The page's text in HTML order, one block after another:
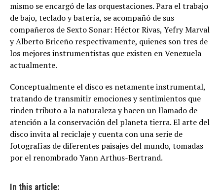
mismo se encargó de las orquestaciones. Para el trabajo
de bajo, teclado y batería, se acompañó de sus
compañeros de Sexto Sonar: Héctor Rivas, Yefry Marval
y Alberto Briceño respectivamente, quienes son tres de
los mejores instrumentistas que existen en Venezuela
actualmente.
Conceptualmente el disco es netamente instrumental,
tratando de transmitir emociones y sentimientos que
rinden tributo a la naturaleza y hacen un llamado de
atención a la conservación del planeta tierra. El arte del
disco invita al reciclaje y cuenta con una serie de
fotografías de diferentes paisajes del mundo, tomadas
por el renombrado Yann Arthus-Bertrand.
In this article: